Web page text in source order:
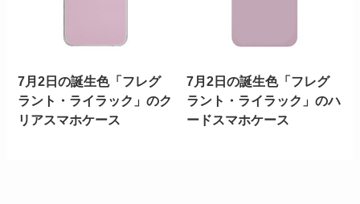
7月2日の誕生色「フレグ
ラント・ライラック」のク
リアスマホケース
7月2日の誕生色「フレグ
ラント・ライラック」のハ
ードスマホケース